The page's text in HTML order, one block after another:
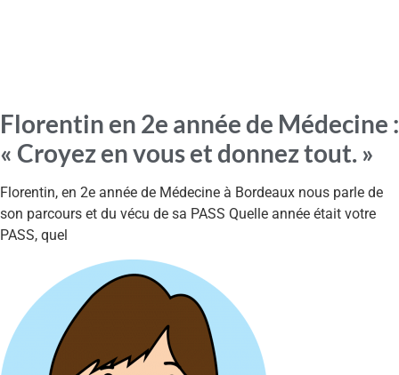
Florentin en 2e année de Médecine :
« Croyez en vous et donnez tout. »
Florentin, en 2e année de Médecine à Bordeaux nous parle de
son parcours et du vécu de sa PASS Quelle année était votre
PASS, quel